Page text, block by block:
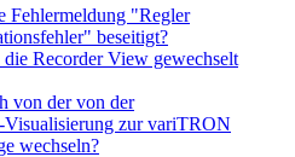
Fehlermeldung "Regler
beseitigt?
Recorder View gewechselt
von der von der
zur variTRON
wechseln?